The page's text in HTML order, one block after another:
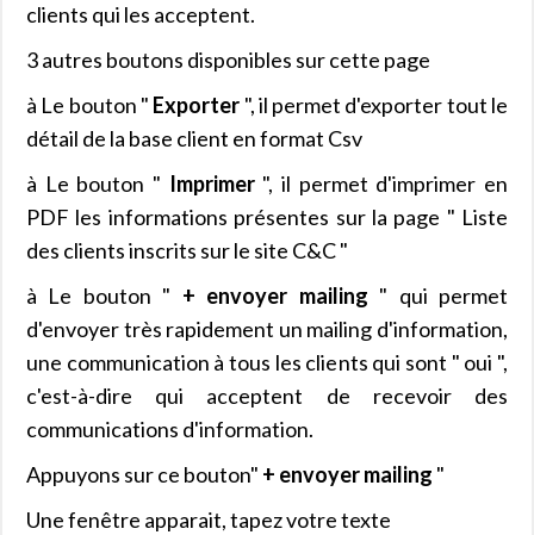
clients qui les acceptent.
3 autres boutons disponibles sur cette page
à Le bouton " Exporter ", il permet d'exporter tout le
détail de la base client en format Csv
à Le bouton " Imprimer", il permet d'imprimer en
PDF les informations présentes sur la page " Liste
des clients inscrits sur le site C&C "
à Le bouton " + envoyer mailing " qui permet
d'envoyer très rapidement un mailing d'information,
une communication à tous les clients qui sont " oui ",
c'est-à-dire qui acceptent de recevoir des
communications d'information.
Appuyons sur ce bouton" + envoyer mailing "
Une fenêtre apparait, tapez votre texte